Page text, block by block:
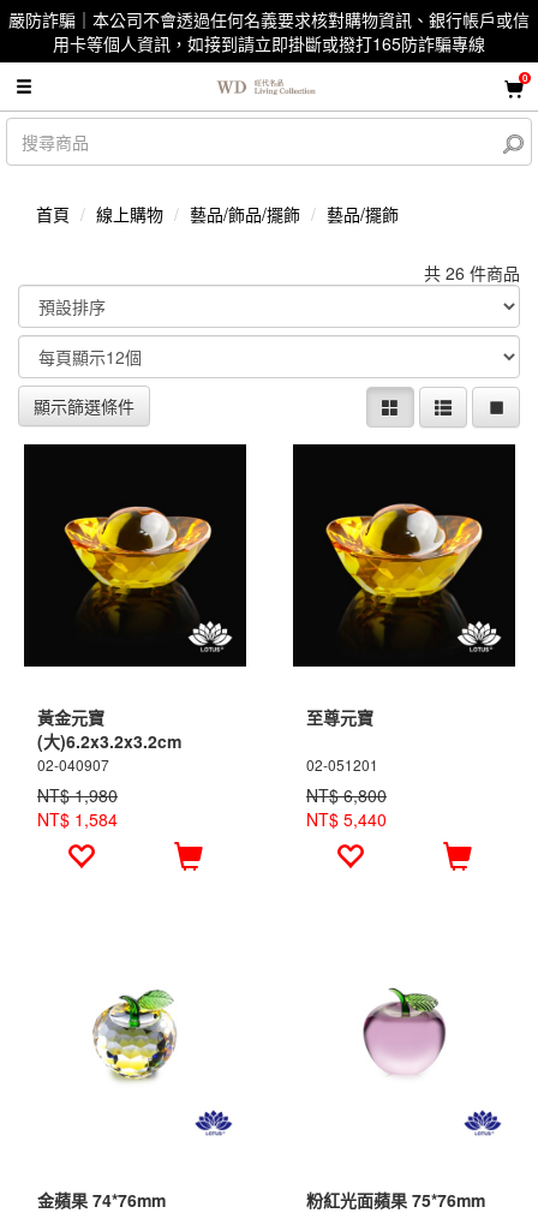
嚴防詐騙｜本公司不會透過任何名義要求核對購物資訊、銀行帳戶或信
用卡等個人資訊，如接到請立即掛斷或撥打165防詐騙專線
0
首頁 線上購物 藝品/飾品/擺飾 藝品/擺飾
共 26 件商品
顯示篩選條件
黃金元寶
(大)6.2x3.2x3.2cm
02-040907
NT$ 1,980
NT$ 1,584
至尊元寶
02-051201
NT$ 6,800
NT$ 5,440
金蘋果 74*76mm 粉紅光面蘋果 75*76mm